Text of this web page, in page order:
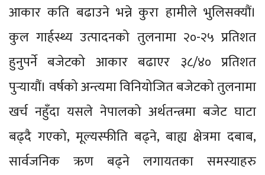
आकार कति बढाउने भन्ने कुरा हामीले भुलिसक्यौं।
कुल गार्हस्थ्य उत्पादनको तुलनामा २०-२५ प्रतिशत
हुनुपर्ने बजेटको आकार बढाएर ३८/४० प्रतिशत
पुर्‍यायौं। वर्षको अन्त्यमा विनियोजित बजेटको तुलनामा
खर्च नहुँदा यसले नेपालको अर्थतन्त्रमा बजेट घाटा
बढ्दै गएको, मूल्यस्फीति बढ्ने, बाह्य क्षेत्रमा दबाब,
सार्वजनिक ऋण बढ्ने लगायतका समस्याहरु